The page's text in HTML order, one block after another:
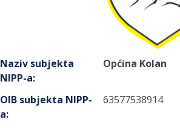
Naziv subjekta
NIPP-a:
Općina Kolan
OIB subjekta NIPP-
a:
63577538914